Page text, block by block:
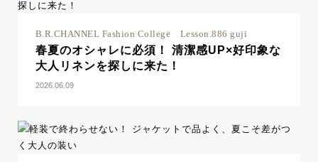
B.R.CHANNEL Fashion College Lesson.886 guji
春夏のオシャレに必須！ 清潔感UP×好印象な
大人リネンを探しに来た！
2026.06.09